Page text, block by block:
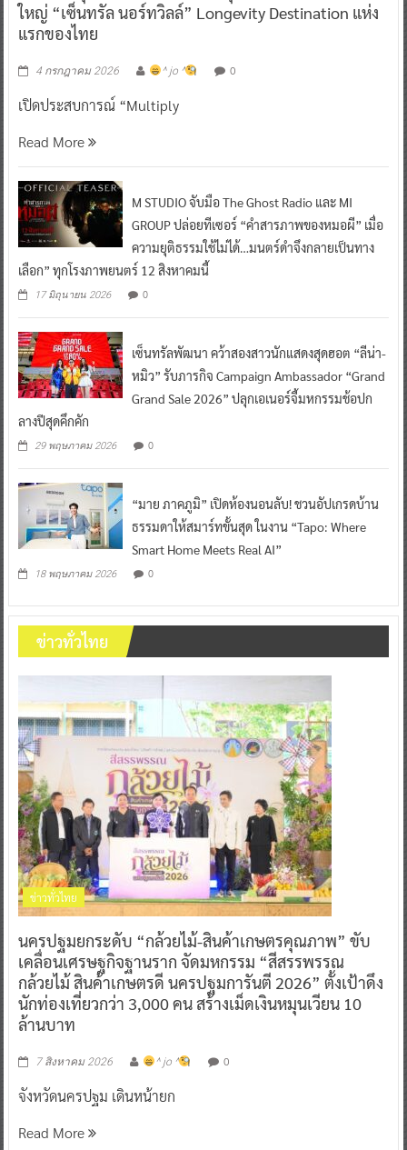
ใหญ่ “เซ็นทรัล นอร์ทวิลล์” Longevity Destination แห่ง
แรกของไทย
4 กรกฎาคม 2026 ^ jo ^ 0
เปิดประสบการณ์ “Multiply
Read More
M STUDIO จับมือ The Ghost Radio และ MI
GROUP ปล่อยทีเซอร์ “คำสารภาพของหมอผี” เมื่อ
ความยุติธรรมใช้ไม่ได้…มนตร์ดำจึงกลายเป็นทาง
เลือก” ทุกโรงภาพยนตร์ 12 สิงหาคมนี้
17 มิถุนายน 2026 0
เซ็นทรัลพัฒนา คว้าสองสาวนักแสดงสุดฮอต “ลีน่า-
หมิว” รับภารกิจ Campaign Ambassador “Grand
Grand Sale 2026” ปลุกเอเนอร์จี้มหกรรมช้อปก
ลางปีสุดคึกคัก
29 พฤษภาคม 2026 0
“มาย ภาคภูมิ” เปิดห้องนอนลับ! ชวนอัปเกรดบ้าน
ธรรมดาให้สมาร์ทขั้นสุด ในงาน “Tapo: Where
Smart Home Meets Real AI”
18 พฤษภาคม 2026 0
ข่าวทั่วไทย
ข่าวทั่วไทย
นครปฐมยกระดับ “กล้วยไม้-สินค้าเกษตรคุณภาพ” ขับ
เคลื่อนเศรษฐกิจฐานราก จัดมหกรรม “สีสรรพรรณ
กล้วยไม้ สินค้าเกษตรดี นครปฐมการันตี 2026” ตั้งเป้าดึง
นักท่องเที่ยวกว่า 3,000 คน สร้างเม็ดเงินหมุนเวียน 10
ล้านบาท
7 สิงหาคม 2026 ^ jo ^ 0
จังหวัดนครปฐม เดินหน้ายก
Read More